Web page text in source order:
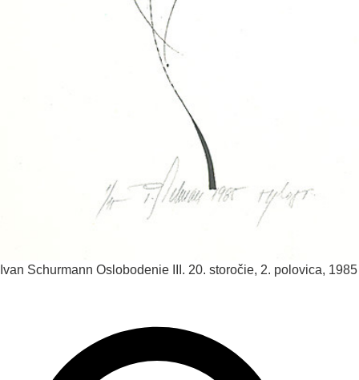
Ivan Schurmann Oslobodenie III. 20. storočie, 2. polovica, 1985